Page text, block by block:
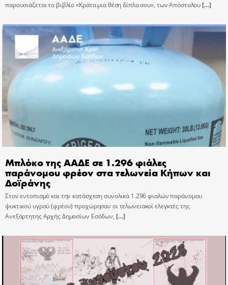
παρουσιάζεται το βιβλίο «Κράτα μια θέση δίπλα σου», των Απόστολου[…]
Μπλόκο της ΑΑΔΕ σε 1.296 φιάλες
παράνομου φρέον στα τελωνεία Κήπων και
Δοϊράνης
Στον εντοπισμό και την κατάσχεση συνολικά 1.296 φιαλών παράνομου
ψυκτικού υγρού (φρέον) προχώρησαν οι τελωνειακοί ελεγκτές της
Ανεξάρτητης Αρχής Δημοσίων Εσόδων, […]